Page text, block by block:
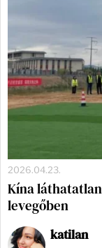
2026.04.23.
Kína
levegőben
katilan